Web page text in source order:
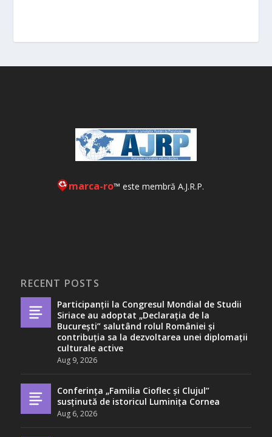
marca-ro™ este membră A.J.R.P.
RECENT POSTS
Participanții la Congresul Mondial de Studii
Siriace au adoptat „Declarația de la
București” salutând rolul României și
contribuția sa la dezvoltarea unei diplomații
culturale active
Aug 9, 2026
Conferința „Familia Cioflec și Clujul”
susținută de istoricul Luminița Cornea
Aug 6, 2026